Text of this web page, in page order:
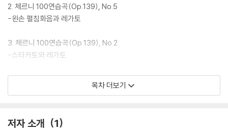
2. 체르니 100연습곡(Op.139), No.5
-왼손 펼침화음과 레가토
3. 체르니 100연습곡(Op.139), No.2
-스타카토와 레가토
4. 체르니 100연습곡(Op.139), No.3
-고르고 균형 있는 레가토 타건
-3화음과 3도 겹음
목차 더보기
저자 소개 1